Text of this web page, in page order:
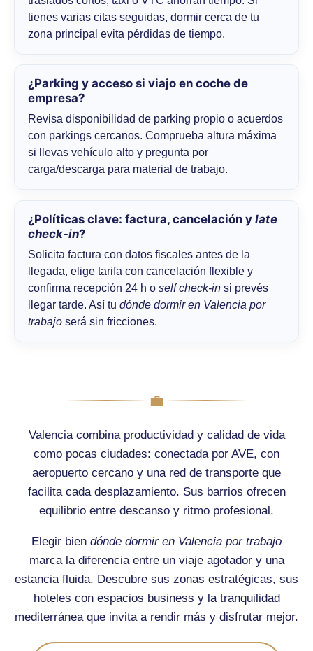
tienes varias citas seguidas, dormir cerca de tu
zona principal evita pérdidas de tiempo.
¿Parking y acceso si viajo en coche de
empresa?
Revisa disponibilidad de parking propio o acuerdos
con parkings cercanos. Comprueba altura máxima
si llevas vehículo alto y pregunta por
carga/descarga para material de trabajo.
¿Políticas clave: factura, cancelación ylate
check-in?
Solicita factura con datos fiscales antes de la
llegada, elige tarifa con cancelación flexible y
confirma recepción 24 h oself check-in si prevés
llegar tarde. Así tudónde dormir en Valencia por
trabajo será sin fricciones.
💼
Valencia combina productividad y calidad de vida
como pocas ciudades: conectada por AVE, con
aeropuerto cercano y una red de transporte que
facilita cada desplazamiento. Sus barrios ofrecen
equilibrio entre descanso y ritmo profesional.
Elegir bien dónde dormir en Valencia por trabajo
marca la diferencia entre un viaje agotador y una
estancia fluida. Descubre sus zonas estratégicas, sus
hoteles con espacios business y la tranquilidad
mediterránea que invita a rendir más y disfrutar mejor.